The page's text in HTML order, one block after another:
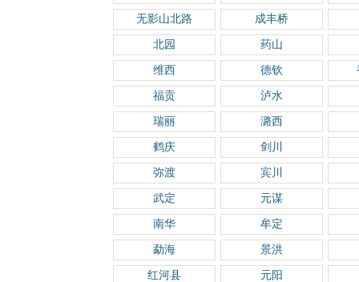
无影山北路 成丰桥
北园 药山
维西 德钦
福贡 泸水
瑞丽 潞西
鹤庆 剑川
弥渡 宾川
武定 元谋
南华 牟定
勐海 景洪
红河县 元阳